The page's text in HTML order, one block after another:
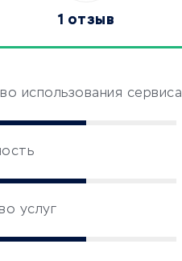
1 отзыв
использования сервиса
услуг